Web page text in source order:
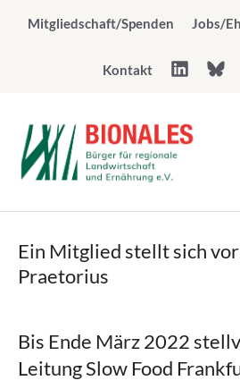
InhaltMitgliedschaft/Spenden Jobs/
Kontakt
Ein Mitglied stellt sich
Praetorius
Bis Ende März 2022
Leitung Slow Food